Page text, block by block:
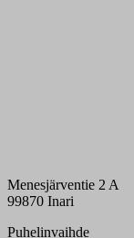
Menesjärventie 2 A
99870 Inari
Puhelinvaihde